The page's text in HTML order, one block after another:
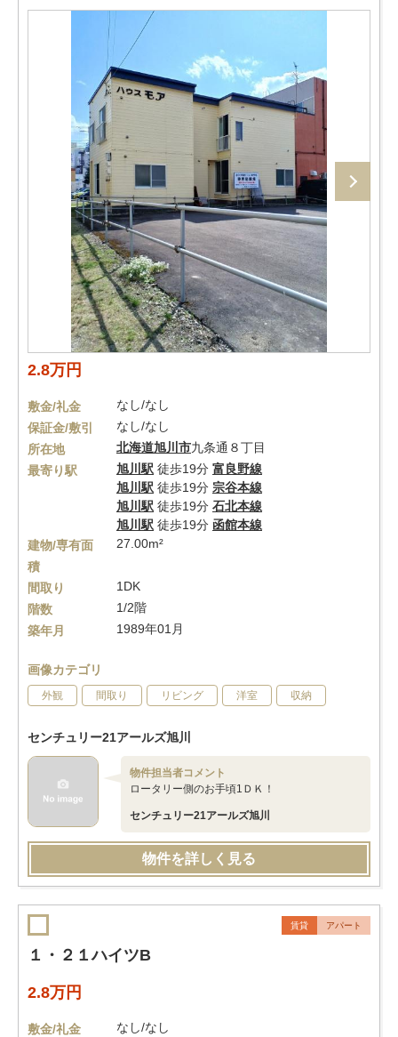
2.8万円
敷金/礼金
なし/なし
保証金/敷引
なし/なし
所在地
北海道旭川市九条通８丁目
最寄り駅
旭川駅 徒歩19分 富良野線
旭川駅 徒歩19分 宗谷本線
旭川駅 徒歩19分 石北本線
旭川駅 徒歩19分 函館本線
建物/専有面
積
27.00m²
間取り
1DK
階数
1/2階
築年月
1989年01月
画像カテゴリ
外観 間取り リビング 洋室 収納
センチュリー21アールズ旭川
物件担当者コメント
ロータリー側のお手頃1ＤＫ！
センチュリー21アールズ旭川
物件を詳しく見る
賃貸 アパート
１・２１ハイツB
2.8万円
敷金/礼金
なし/なし